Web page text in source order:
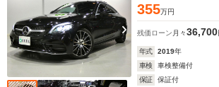
355万円
残価ローン 月々36,700
年式 2019年
車検
車検整備付
保証
保証付